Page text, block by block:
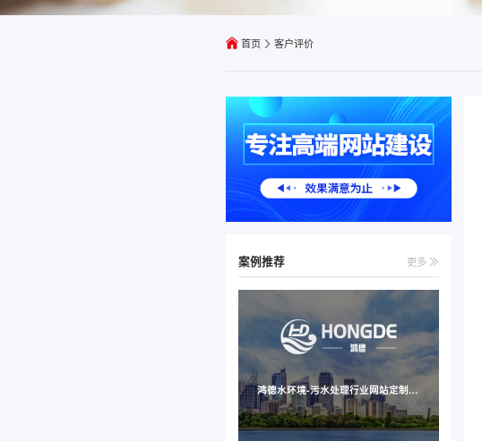
首页 客户评价
案例推荐 更多
鸿德水环境-污水处理行业网站定制案例